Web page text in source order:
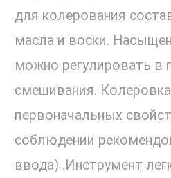
для колерования
масла и воски.
можно регулировать в
смешивания.
первоначальных
соблюдении
ввода) .Инструмент